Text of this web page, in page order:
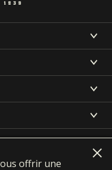
offrir une
ACTUALITÉS
KARDS
Italiano